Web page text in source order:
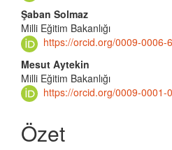
Şaban Solmaz
Milli Eğitim Bakanlığı
https://orcid.org/0009-0006-
Mesut Aytekin
Milli Eğitim Bakanlığı
https://orcid.org/0009-0001-
Özet